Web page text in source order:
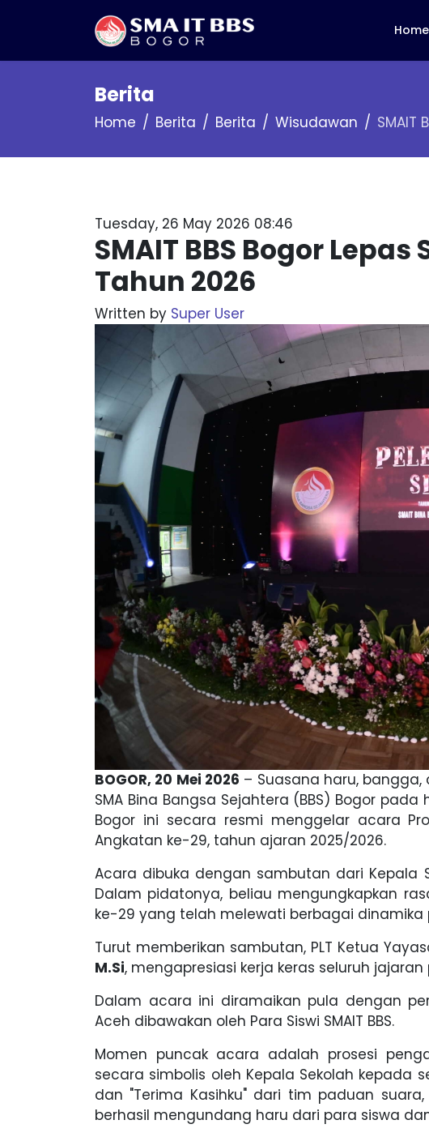
Home
Berita
Home Berita Berita Wisudawan SMAIT
Tuesday, 26 May 2026 08:46
SMAIT BBS Bogor
Tahun 2026
Written by Super User
BOGOR, 20 Mei 2026 – Suasana haru,
SMA Bina Bangsa Sejahtera (BBS) Bogor
Bogor ini secara resmi menggelar acara
Angkatan ke-29, tahun ajaran 2025/2026.
Acara dibuka dengan sambutan dari Kepala
Dalam pidatonya, beliau mengungkapkan
ke-29 yang telah melewati berbagai
Turut memberikan sambutan, PLT Ketua
M.Si, mengapresiasi kerja keras seluruh
Dalam acara ini diramaikan pula dengan
Aceh dibawakan oleh Para Siswi SMAIT BBS.
Momen puncak acara adalah prosesi
secara simbolis oleh Kepala Sekolah kepada
dan "Terima Kasihku" dari tim paduan
berhasil mengundang haru dari para siswa